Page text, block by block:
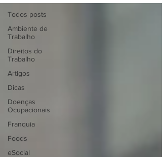
Todos posts
Ambiente de
Trabalho
Direitos do
Trabalho
Artigos
Dicas
Doenças
Ocupacionais
Franquia
Foods
eSocial